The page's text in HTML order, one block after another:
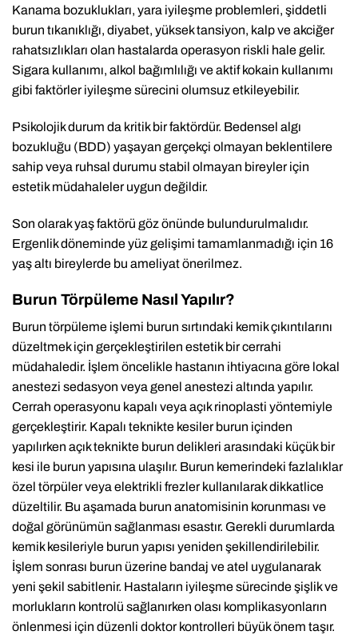
Kanama bozuklukları, yara iyileşme problemleri, şiddetli
burun tıkanıklığı, diyabet, yüksek tansiyon, kalp ve akciğer
rahatsızlıkları olan hastalarda operasyon riskli hale gelir.
Sigara kullanımı, alkol bağımlılığı ve aktif kokain kullanımı
gibi faktörler iyileşme sürecini olumsuz etkileyebilir.
Psikolojik durum da kritik bir faktördür. Bedensel algı
bozukluğu (BDD) yaşayan gerçekçi olmayan beklentilere
sahip veya ruhsal durumu stabil olmayan bireyler için
estetik müdahaleler uygun değildir.
Son olarak yaş faktörü göz önünde bulundurulmalıdır.
Ergenlik döneminde yüz gelişimi tamamlanmadığı için 16
yaş altı bireylerde bu ameliyat önerilmez.
Burun Törpüleme Nasıl Yapılır?
Burun törpüleme işlemi burun sırtındaki kemik çıkıntılarını
düzeltmek için gerçekleştirilen estetik bir cerrahi
müdahaledir. İşlem öncelikle hastanın ihtiyacına göre lokal
anestezi sedasyon veya genel anestezi altında yapılır.
Cerrah operasyonu kapalı veya açık rinoplasti yöntemiyle
gerçekleştirir. Kapalı teknikte kesiler burun içinden
yapılırken açık teknikte burun delikleri arasındaki küçük bir
kesi ile burun yapısına ulaşılır. Burun kemerindeki fazlalıklar
özel törpüler veya elektrikli frezler kullanılarak dikkatlice
düzeltilir. Bu aşamada burun anatomisinin korunması ve
doğal görünümün sağlanması esastır. Gerekli durumlarda
kemik kesileriyle burun yapısı yeniden şekillendirilebilir.
İşlem sonrası burun üzerine bandaj ve atel uygulanarak
yeni şekil sabitlenir. Hastaların iyileşme sürecinde şişlik ve
morlukların kontrolü sağlanırken olası komplikasyonların
önlenmesi için düzenli doktor kontrolleri büyük önem taşır.